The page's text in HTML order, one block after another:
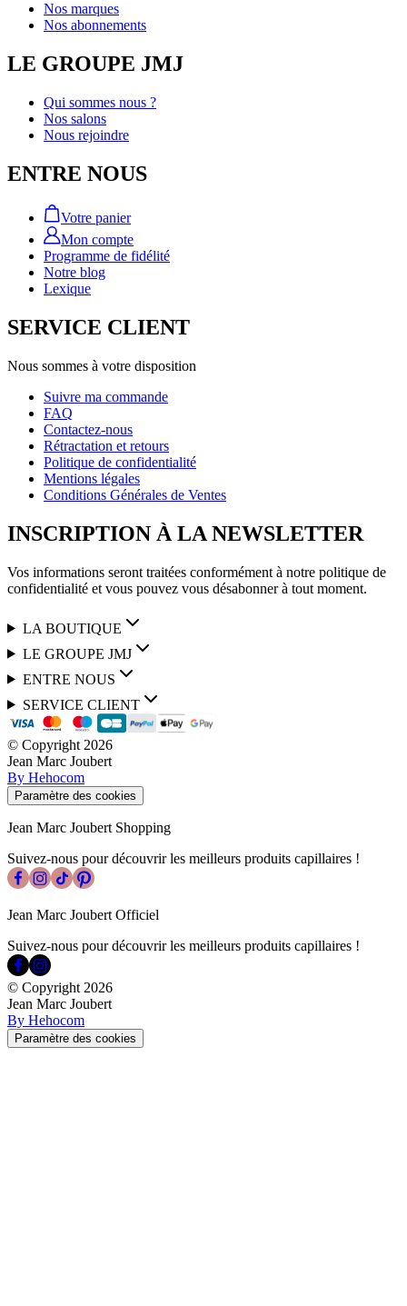
Nos marques
Nos abonnements
LE GROUPE JMJ
Qui sommes nous ?
Nos salons
Nous rejoindre
ENTRE NOUS
Votre panier
Mon compte
Programme de fidélité
Notre blog
Lexique
SERVICE CLIENT
Nous sommes à votre disposition
Suivre ma commande
FAQ
Contactez-nous
Rétractation et retours
Politique de confidentialité
Mentions légales
Conditions Générales de Ventes
INSCRIPTION À LA NEWSLETTER
Vos informations seront traitées conformément à notre politique de
confidentialité et vous pouvez vous désabonner à tout moment.
LA BOUTIQUE
LE GROUPE JMJ
ENTRE NOUS
SERVICE CLIENT
© Copyright 2026
Jean Marc Joubert
By Hehocom
Paramètre des cookies
Jean Marc Joubert Shopping
Suivez-nous pour découvrir les meilleurs produits capillaires !
Jean Marc Joubert Officiel
Suivez-nous pour découvrir les meilleurs produits capillaires !
© Copyright 2026
Jean Marc Joubert
By Hehocom
Paramètre des cookies